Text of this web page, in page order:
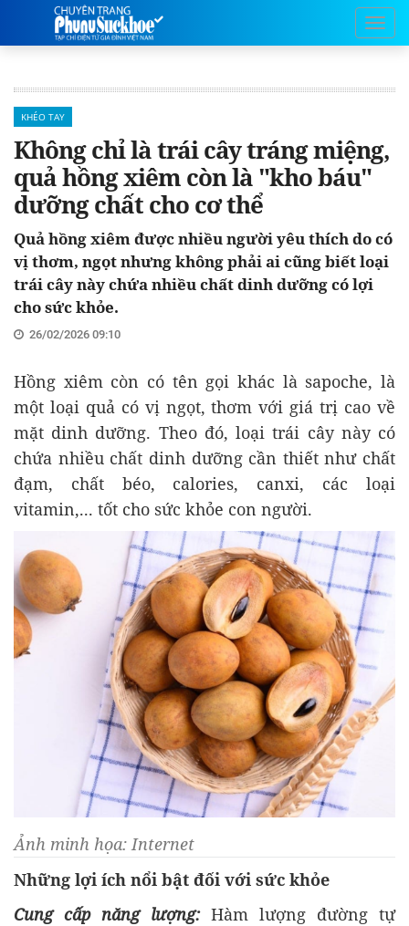
KHÉO TAY
Không chỉ là trái cây tráng miệng,
quả hồng xiêm còn là "kho báu"
dưỡng chất cho cơ thể
Quả hồng xiêm được nhiều người yêu thích do có
vị thơm, ngọt nhưng không phải ai cũng biết loại
trái cây này chứa nhiều chất dinh dưỡng có lợi
cho sức khỏe.
26/02/2026 09:10
Hồng xiêm còn có tên gọi khác là sapoche, là
một loại quả có vị ngọt, thơm với giá trị cao về
mặt dinh dưỡng. Theo đó, loại trái cây này có
chứa nhiều chất dinh dưỡng cần thiết như chất
đạm, chất béo, calories, canxi, các loại
vitamin,... tốt cho sức khỏe con người.
Ảnh minh họa: Internet
Những lợi ích nổi bật đối với sức khỏe
Cung cấp năng lượng:Hàm lượng đường tự